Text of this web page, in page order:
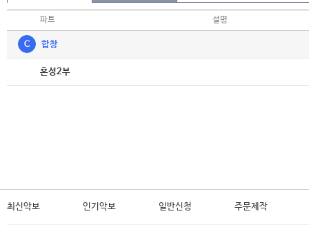
파트 설명
C 합창
혼성2부
최신악보 인기악보 일반신청 주문제작